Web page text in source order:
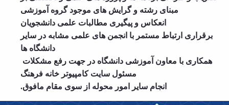
مبنای رشته و گرایش های موجود گروه آموزشی
انعکاس و پیگیری مطالبات علمی دانشجویان
برقراری ارتباط مستمر با انجمن های علمی مشابه در سایر
دانشگاه ها
همکاری با معاون آموزشی دانشگاه در جهت رفع مشکلات
مسئول سایت کامپیوتر خانه فرهنگ
انجام سایر امور محوله از سوی مقام مافوق.